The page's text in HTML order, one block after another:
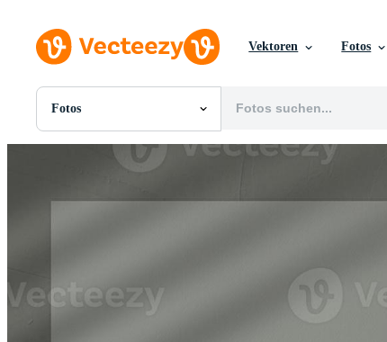
Vektoren Fotos
Fotos
Alle Bilder
Redaktionelle Bilder